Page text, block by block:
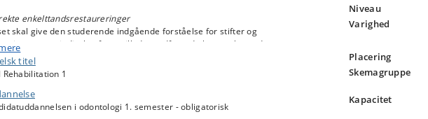
enkelttandsrestaureringer
skal give den studerende indgående forståelse for stifter og
samt indirekte fremstillede tandfarvede kroner, herunder
egenskaber og materialernes anvendelse i den kliniske
Under vejledning skal den studerende kunne vurdere
Det væsentligste indhold i kursus omfatter materialelære,
og -planlægning, klinisk gennemførelse samt
titel
Rehabilitation 1
i odontologi 1. semester - obligatorisk
Niveau
Varighed
Placering
Skemagruppe
Kapacitet